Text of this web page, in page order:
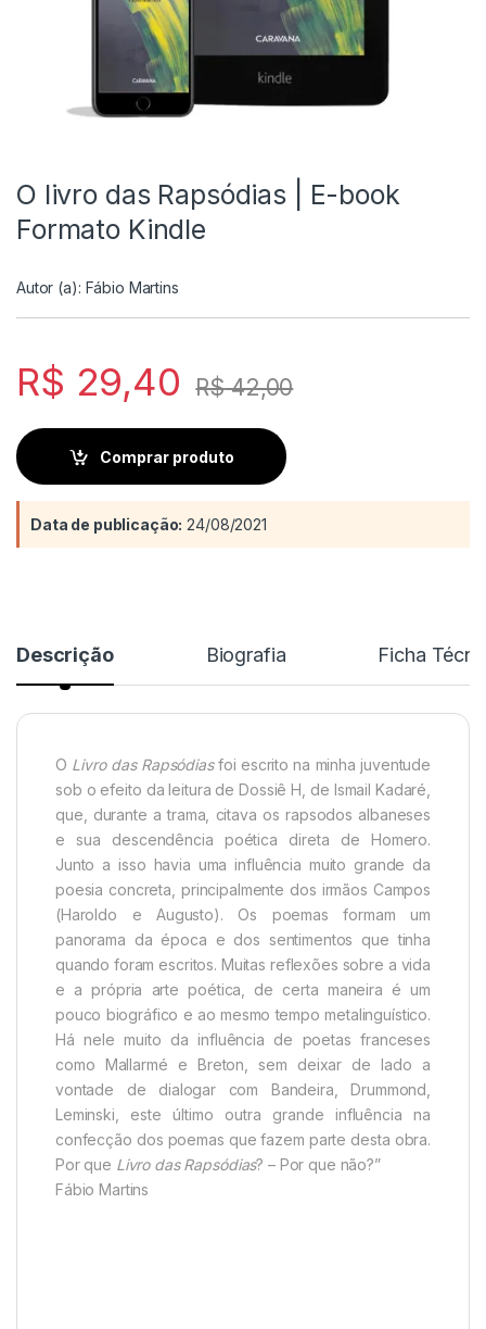
O livro das Rapsódias | E-book
Formato Kindle
Autor (a): Fábio Martins
R$ 29,40 R$42,00
Comprar produto
Data de publicação: 24/08/2021
Descrição Biografia Ficha
O Livro das Rapsódiasfoi escrito na minha juventude
sob o efeito da leitura de Dossiê H, de Ismail Kadaré,
que, durante a trama, citava os rapsodos albaneses
e sua descendência poética direta de Homero.
Junto a isso havia uma influência muito grande da
poesia concreta, principalmente dos irmãos Campos
(Haroldo e Augusto). Os poemas formam um
panorama da época e dos sentimentos que tinha
quando foram escritos. Muitas reflexões sobre a vida
e a própria arte poética, de certa maneira é um
pouco biográfico e ao mesmo tempo metalinguístico.
Há nele muito da influência de poetas franceses
como Mallarmé e Breton, sem deixar de lado a
vontade de dialogar com Bandeira, Drummond,
Leminski, este último outra grande influência na
confecção dos poemas que fazem parte desta obra.
Por que Livro das Rapsódias? – Por que não?”
Fábio Martins